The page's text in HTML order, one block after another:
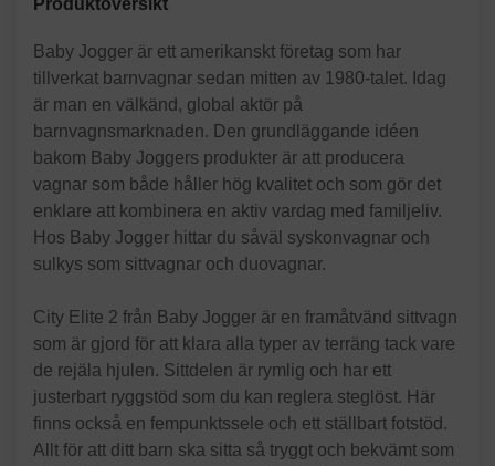
Produktöversikt
Baby Jogger är ett amerikanskt företag som har
tillverkat barnvagnar sedan mitten av 1980-talet. Idag
är man en välkänd, global aktör på
barnvagnsmarknaden. Den grundläggande idéen
bakom Baby Joggers produkter är att producera
vagnar som både håller hög kvalitet och som gör det
enklare att kombinera en aktiv vardag med familjeliv.
Hos Baby Jogger hittar du såväl syskonvagnar och
sulkys som sittvagnar och duovagnar.
City Elite 2 från Baby Jogger är en framåtvänd sittvagn
som är gjord för att klara alla typer av terräng tack vare
de rejäla hjulen. Sittdelen är rymlig och har ett
justerbart ryggstöd som du kan reglera steglöst. Här
finns också en fempunktssele och ett ställbart fotstöd.
Allt för att ditt barn ska sitta så tryggt och bekvämt som